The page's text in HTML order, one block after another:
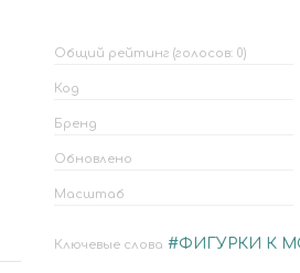
Общий рейтинг (голосов: 0)
Код
Бренд
Обновлено
Масштаб
Ключевые слова #ФИГУРКИ К